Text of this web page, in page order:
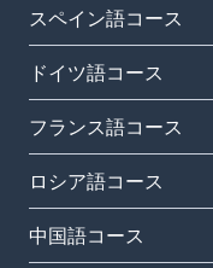
スペイン語コース
ドイツ語コース
フランス語コース
ロシア語コース
中国語コース